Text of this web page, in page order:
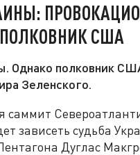
ПОЛКОВНИК США
Однако полковник
Зеленского.
зависеть судьба
Дуглас